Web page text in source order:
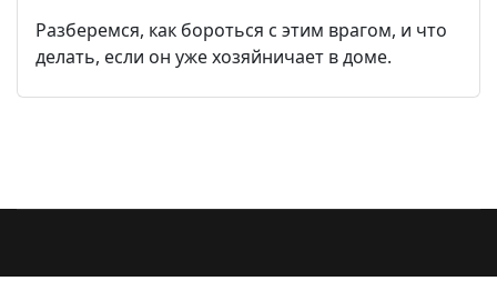
Разберемся, как бороться с этим врагом, и что
делать, если он уже хозяйничает в доме.